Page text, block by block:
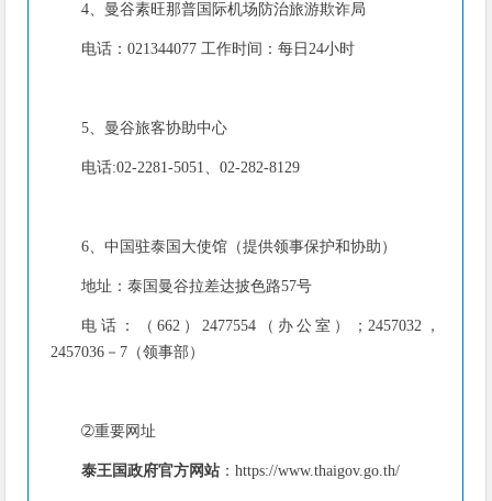
4、曼谷素旺那普国际机场防治旅游欺诈局
电话：021344077 工作时间：每日24小时
5、曼谷旅客协助中心
电话:02-2281-5051、02-282-8129
6、中国驻泰国大使馆（提供领事保护和协助）
地址：泰国曼谷拉差达披色路57号
电话：（662）2477554（办公室）；2457032，
2457036－7（领事部）
➁重要网址
泰王国政府官方网站 ：https://www.thaigov.go.th/